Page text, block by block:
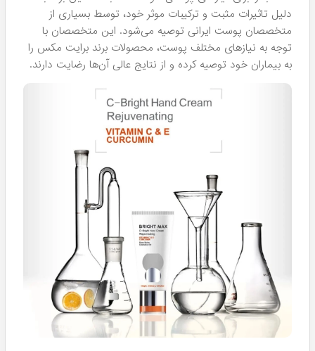
دلیل تاثیرات مثبت و ترکیبات موثر خود، توسط بسیاری از
متخصصان پوست ایرانی توصیه می‌شود. این متخصصان با
توجه به نیازهای مختلف پوست، محصولات برند برایت مکس را
به بیماران خود توصیه کرده و از نتایج عالی آن‌ها رضایت دارند.